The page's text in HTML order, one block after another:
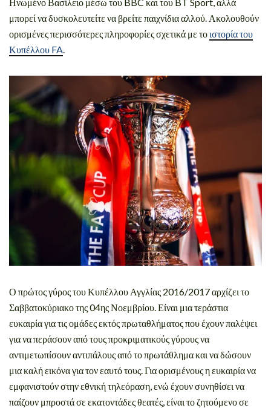
μπορεί να δυσκολευτείτε να βρείτε παιχνίδια αλλού. Ακολουθούν
ορισμένες περισσότερες πληροφορίες σχετικά με τοιστορία του
Κυπέλλου FA
Ο πρώτος γύρος του Κυπέλλου Αγγλίας 2016/2017 αρχίζει το
Σαββατοκύριακο της 04ης Νοεμβρίου. Είναι μια τεράστια
ευκαιρία για τις ομάδες εκτός πρωταθλήματος που έχουν παλέψει
για να περάσουν από τους προκριματικούς γύρους να
αντιμετωπίσουν αντιπάλους από το πρωτάθλημα και να δώσουν
μια καλή εικόνα για τον εαυτό τους. Για ορισμένους η ευκαιρία να
εμφανιστούν στην εθνική τηλεόραση, ενώ έχουν συνηθίσει να
παίζουν μπροστά σε εκατοντάδες θεατές, είναι το ζητούμενο σε